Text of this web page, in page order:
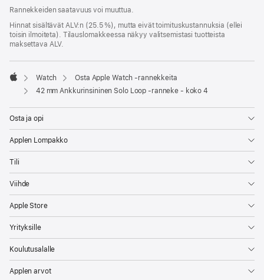
Rannekkeiden saatavuus voi muuttua.
Hinnat sisältävät ALV:n (25.5 %), mutta eivät toimitus­kustannuksia (ellei
toisin ilmoiteta). Tilauslomakkeessa näkyy valitsemistasi tuotteista
maksettava ALV.
Apple
Watch
Osta Apple Watch ‑rannekkeita
42 mm Ankkurinsininen Solo Loop ‑ranneke - koko 4
Osta ja opi
Applen Lompakko
Tili
Viihde
Apple Store
Yrityksille
Koulutusalalle
Applen arvot